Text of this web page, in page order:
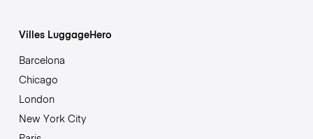
Villes LuggageHero
Barcelona
Chicago
London
New York City